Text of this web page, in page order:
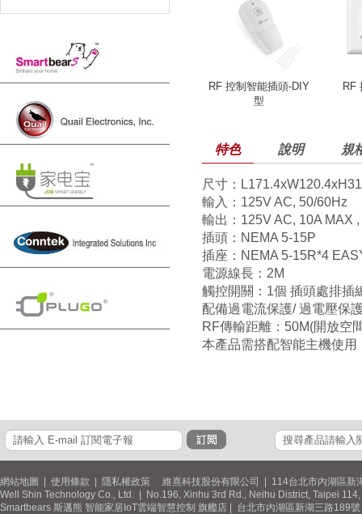
RF 控制智能插頭-DIY
型
RF
特色 說明 規
尺寸：
輸入：125V AC, 50/60Hz
輸出：125V AC, 10A MAX
插頭：NEMA 5-15P
插座：NEMA 5-15R*4
電源線長：2M
觸控開關：1個 插頭處排插
配備過電流保護/ 過電壓保
RF傳輸距離：50M(開放空
本產品需搭配智能主機使用
網站地圖 使用條款 隱私權政策 維熹科技股份有限公司 | 114台北市內湖區新
Well Shin Technology Co., Ltd. | No.196, Xinhu 3rd Rd., Neihu District, Taipei
Smartbears 斯邁熊 智能家居IoT雲端智慧控制 旗艦店 | 台北市內湖區新湖三路189